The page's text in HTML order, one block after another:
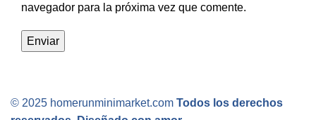
navegador para la próxima vez que comente.
© 2025 homerunminimarket.com Todos los derechos